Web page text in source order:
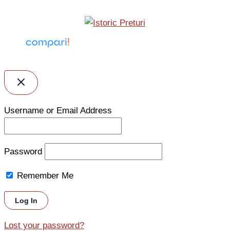
Username or Email Address
Password
Remember Me
Lost your password?